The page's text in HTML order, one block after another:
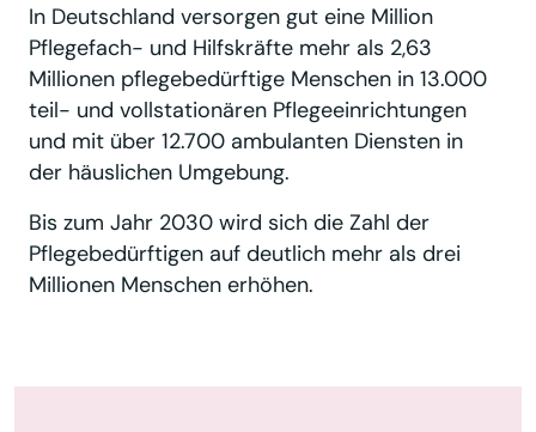
In Deutschland versorgen gut eine Million
Pflegefach- und Hilfskräfte mehr als 2,63
Millionen pflegebedürftige Menschen in 13.000
teil- und vollstationären Pflegeeinrichtungen
und mit über 12.700 ambulanten Diensten in
der häuslichen Umgebung.
Bis zum Jahr 2030 wird sich die Zahl der
Pflegebedürftigen auf deutlich mehr als drei
Millionen Menschen erhöhen.